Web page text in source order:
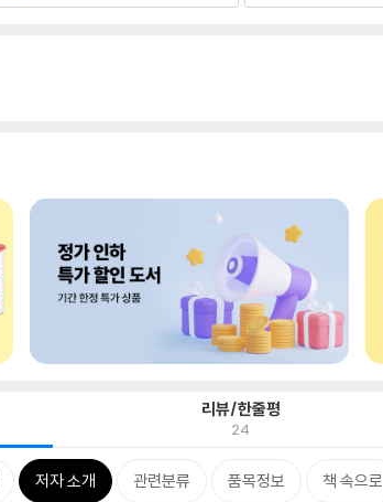
리뷰/한줄평
24
저자 소개 관련분류 품목정보 책 속으로